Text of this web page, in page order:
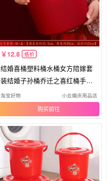
12.8 低价
结婚喜桶塑料桶水桶女方陪嫁套
装结婚子孙桶乔迁之喜红桶手提
喜桶
淘宝好物 小云婚庆用品店
购买